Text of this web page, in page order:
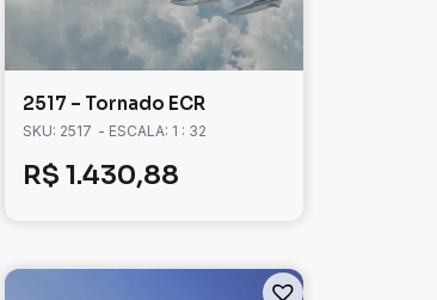
2517 – Tornado ECR
SKU: 2517 - ESCALA: 1 : 32
R$ 1.430,88